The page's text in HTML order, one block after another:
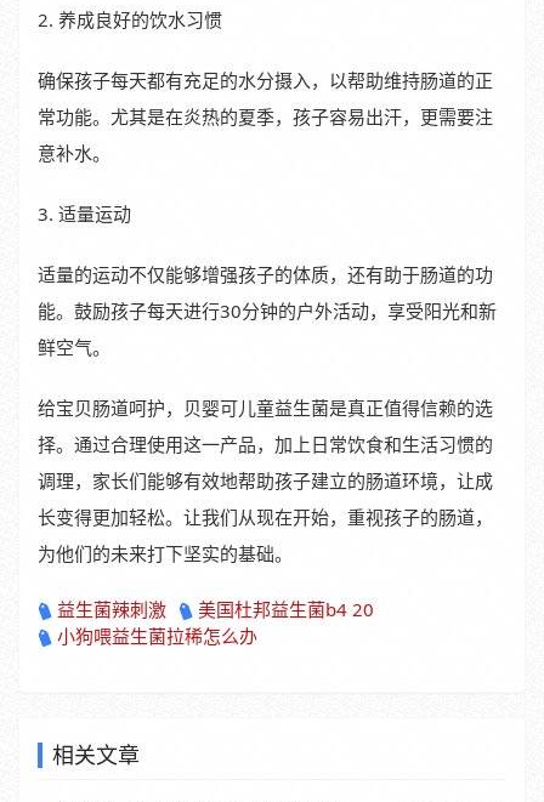
2. 养成良好的饮水习惯
确保孩子每天都有充足的水分摄入，以帮助维持肠道的正
常功能。尤其是在炎热的夏季，孩子容易出汗，更需要注
意补水。
3. 适量运动
适量的运动不仅能够增强孩子的体质，还有助于肠道的功
能。鼓励孩子每天进行30分钟的户外活动，享受阳光和新
鲜空气。
给宝贝肠道呵护，贝婴可儿童益生菌是真正值得信赖的选
择。通过合理使用这一产品，加上日常饮食和生活习惯的
调理，家长们能够有效地帮助孩子建立的肠道环境，让成
长变得更加轻松。让我们从现在开始，重视孩子的肠道，
为他们的未来打下坚实的基础。
益生菌辣刺激
美国杜邦益生菌b4 20
小狗喂益生菌拉稀怎么办
相关文章